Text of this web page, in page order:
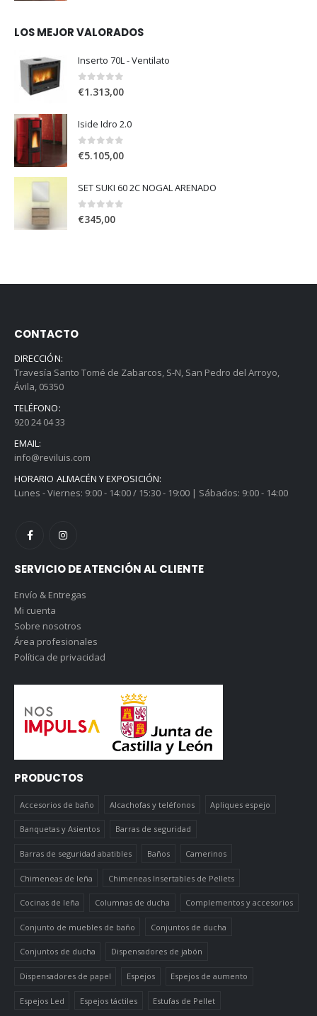
LOS MEJOR VALORADOS
Inserto 70L - Ventilato
0 out of 5
€1.313,00
Iside Idro 2.0
0out of 5
€5.105,00
SET SUKI 60 2C NOGAL ARENADO
0out of 5
€345,00
CONTACTO
DIRECCIÓN:
Travesía Santo Tomé de Zabarcos, S-N, San Pedro del Arroyo,
Ávila, 05350
TELÉFONO:
920 24 04 33
EMAIL:
info@reviluis.com
HORARIO ALMACÉN Y EXPOSICIÓN:
Lunes - Viernes: 9:00 - 14:00 / 15:30 - 19:00 | Sábados: 9:00 - 14:00
SERVICIO DE ATENCIÓN AL CLIENTE
Envío & Entregas
Mi cuenta
Sobre nosotros
Área profesionales
Política de privacidad
PRODUCTOS
Accesorios de baño Alcachofas y teléfonos Apliques espejo
Banquetas y Asientos Barras de seguridad
Barras de seguridad abatibles Baños Camerinos
Chimeneas de leña Chimeneas Insertables de Pellets
Cocinas de leña Columnas de ducha Complementos y accesorios
Conjunto de muebles de baño Conjuntos de ducha
Conjuntos de ducha Dispensadores de jabón
Dispensadores de papel Espejos Espejos de aumento
Espejos Led Espejos táctiles Estufas de Pellet